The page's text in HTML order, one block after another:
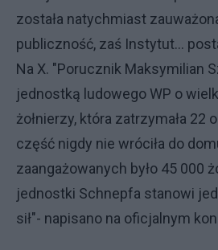
została natychmiast
publiczność, zaś Instytut...
Na X. "Porucznik Maksymilian
jednostką ludowego WP o
żołnierzy, która zatrzymała 22
część nigdy nie wróciła do
zaangażowanych było 45 000
jednostki Schnepfa stanowi
sił"- napisano na oficjalnym